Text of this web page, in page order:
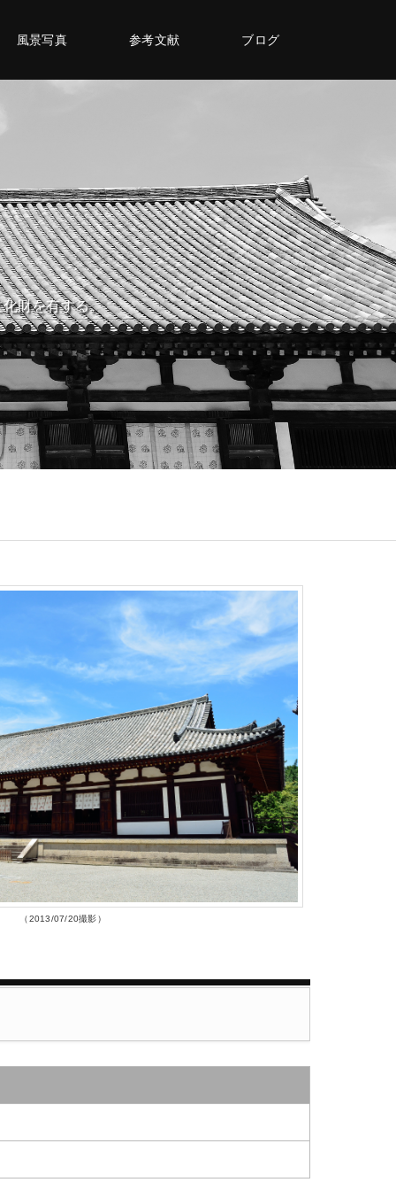
風景写真 参考文献 ブログ
財を有する。
（2013/07/20撮影）